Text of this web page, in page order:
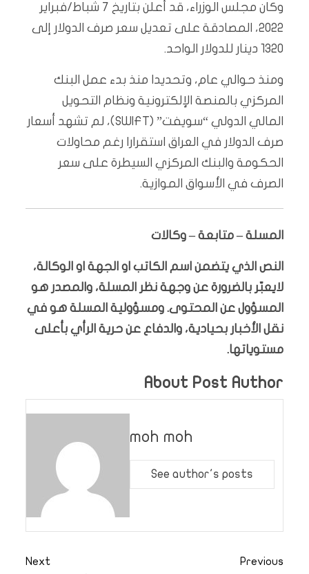
وكان مجلس الوزراء، قد أعلن بتاريخ 7 شباط/فبراير
2022، المصادقة على تعديل سعر صرف الدولار إلى
1320 دينار للدولار الواحد.
ومنذ حوالي عام، وتحديدا منذ بدء عمل البنك
المركزي بالمنصة الإلكترونية ونظام التحويل
المالي الدولي “سويفت” (SWIFT)، لم تشهد أسعار
صرف الدولار في العراق استقرارا رغم محاولات
الحكومة والبنك المركزي السيطرة على سعر
الصرف في الأسواق الموازية.
المسلة – متابعة – وكالات
النص الذي يتضمن اسم الكاتب او الجهة او الوكالة،
لايعبّر بالضرورة عن وجهة نظر المسلة، والمصدر هو
المسؤول عن المحتوى. ومسؤولية المسلة هو في
نقل الأخبار بحيادية، والدفاع عن حرية الرأي بأعلى
مستوياتها.
About Post Author
moh moh
See author's posts
Previous
Next